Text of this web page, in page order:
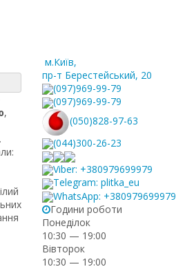
,
м.Київ,
пр-т Берестейський, 20
(097)969-99-79
(097)969-99-79
(050)828-97-63
(044)300-26-23
Viber: +380979699979
Telegram: plitka_eu
WhatsApp: +380979699979
Години роботи
Понеділок
10:30 — 19:00
Вівторок
10:30 — 19:00